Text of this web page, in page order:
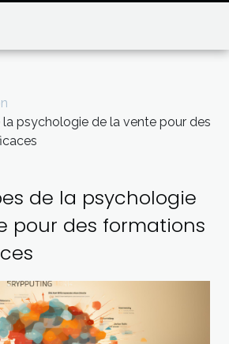
la psychologie de la vente pour des
de la psychologie
pour des formations